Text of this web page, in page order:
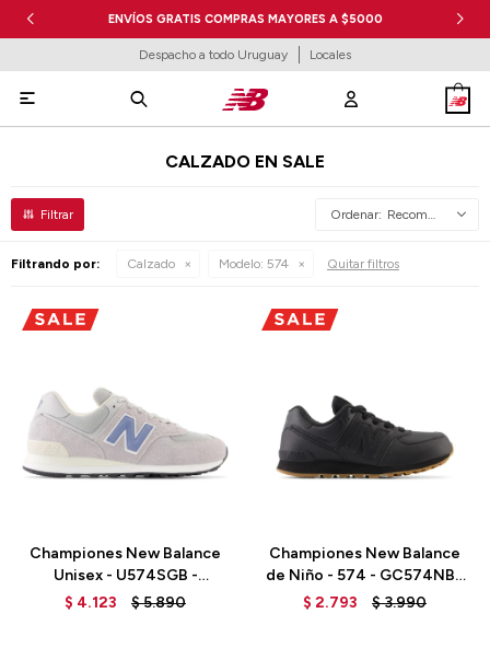
ENVÍOS GRATIS COMPRAS MAYORES A $5000
Despacho a todo Uruguay Locales

CALZADO EN SALE
Recomendados
Filtrando por: Calzado Modelo: 574 Quitar filtros
Championes New Balance
Unisex - U574SGB -
ARCTIC GREY
$ 4.123 $5.890
Championes New Balance
de Niño - 574 - GC574NBB
- BLACK
$ 2.793 $3.990